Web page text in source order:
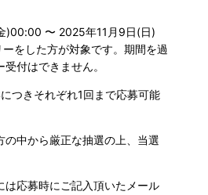
)00:00 〜 2025年11月9日(日)
をした方が対象です。期間を過
付はできません。
つきそれぞれ1回まで応募可能
中から厳正な抽選の上、当選
応募時にご記入頂いたメール